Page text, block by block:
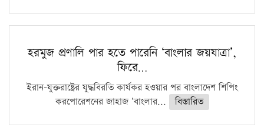
হরমুজ প্রণালি পার হতে পারেনি ‘বাংলার জয়যাত্রা’,
ফিরে…
ইরান-যুক্তরাষ্ট্রের যুদ্ধবিরতি কার্যকর হওয়ার পর বাংলাদেশ শিপিং
করপোরেশনের জাহাজ ‘বাংলার...
বিস্তারিত